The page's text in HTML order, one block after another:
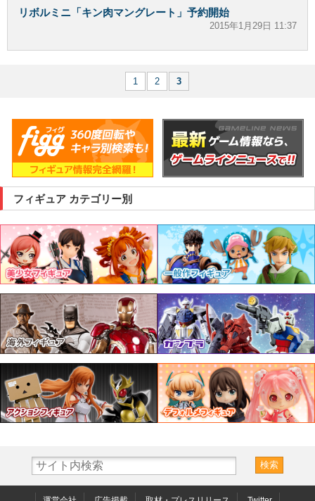
リボルミニ「キン肉マングレート」予約開始
2015年1月29日 11:37
1 2 3
フィギュア カテゴリー別